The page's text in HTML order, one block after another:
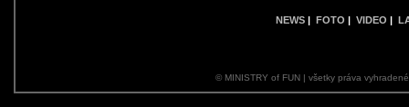
NEWS | FOTO | VIDEO |
© MINISTRY of FUN | všetky práva